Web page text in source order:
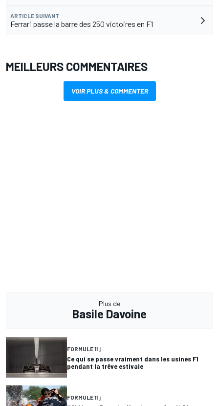
ARTICLE SUIVANT
Ferrari passe la barre des 250 victoires en F1
MEILLEURS COMMENTAIRES
VOIR PLUS & COMMENTER
Plus de
Basile Davoine
FORMULE 11 j
Ce qui se passe vraiment dans les usines F1
pendant la trêve estivale
FORMULE 11 j